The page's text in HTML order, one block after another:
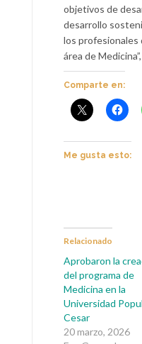
objetivos de
desarrollo
los profesionales
área de
Comparte en:
Me gusta esto:
Relacionado
Aprobaron la
del programa de
Medicina en la
Universidad
Cesar
20 marzo, 2026